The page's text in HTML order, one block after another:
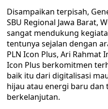
Disampaikan terpisah,
SBU Regional Jawa Barat,
sangat mendukung
tentunya sejalan dengan
PLN Icon Plus, Ari Rahmat
Icon Plus berkomitmen
baik itu dari digitalisasi
hijau atau energi baru dan
berkelanjutan.